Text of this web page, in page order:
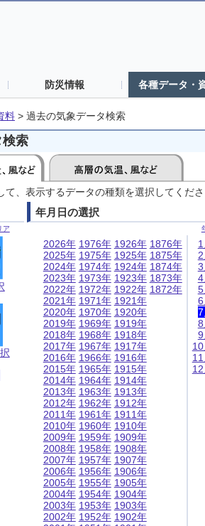
防災情報 各種データ・
料 > 過去の気象データ検索
検索
て、表示するデータの種類を選択してくだ
ア
年月日の選択
2026年
2025年
2024年
2023年
2022年
2021年
2020年
2019年
2018年
2017年
2016年
2015年
2014年
2013年
2012年
2011年
2010年
2009年
2008年
2007年
2006年
2005年
2004年
2003年
2002年
1976年
1975年
1974年
1973年
1972年
1971年
1970年
1969年
1968年
1967年
1966年
1965年
1964年
1963年
1962年
1961年
1960年
1959年
1958年
1957年
1956年
1955年
1954年
1953年
1952年
1926年
1925年
1924年
1923年
1922年
1921年
1920年
1919年
1918年
1917年
1916年
1915年
1914年
1913年
1912年
1911年
1910年
1909年
1908年
1907年
1906年
1905年
1904年
1903年
1902年
1876年
1875年
1874年
1873年
1872年